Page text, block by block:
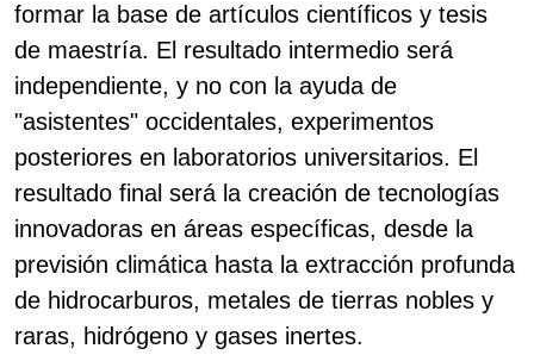
formar la base de artículos científicos y tesis
de maestría. El resultado intermedio será
independiente, y no con la ayuda de
"asistentes" occidentales, experimentos
posteriores en laboratorios universitarios. El
resultado final será la creación de tecnologías
innovadoras en áreas específicas, desde la
previsión climática hasta la extracción profunda
de hidrocarburos, metales de tierras nobles y
raras, hidrógeno y gases inertes.